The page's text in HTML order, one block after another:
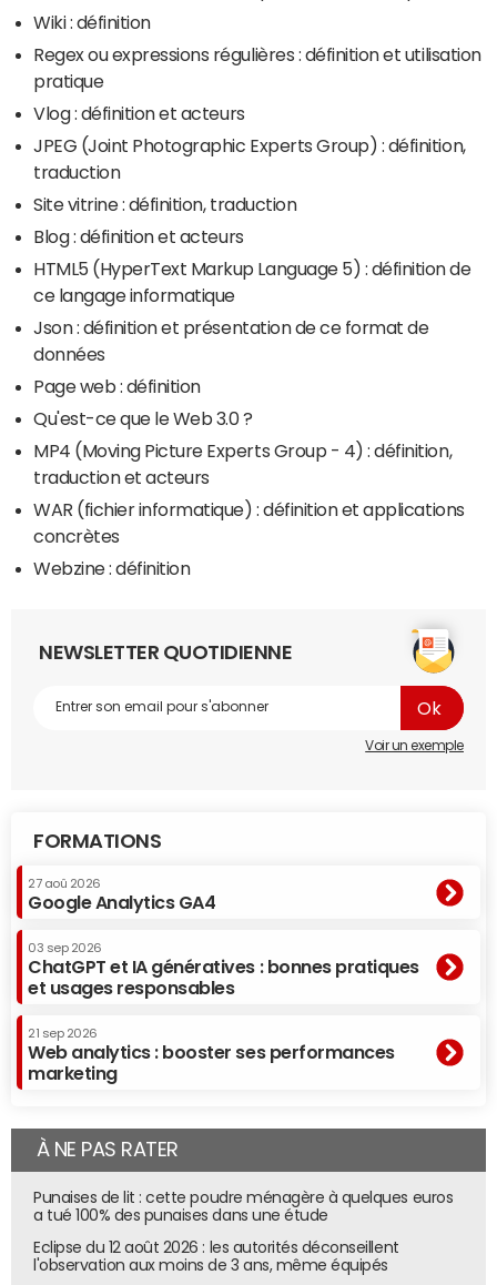
Wiki : définition
Regex ou expressions régulières : définition et utilisation
pratique
Vlog : définition et acteurs
JPEG (Joint Photographic Experts Group) : définition,
traduction
Site vitrine : définition, traduction
Blog : définition et acteurs
HTML5 (HyperText Markup Language 5) : définition de
ce langage informatique
Json : définition et présentation de ce format de
données
Page web : définition
Qu'est-ce que le Web 3.0 ?
MP4 (Moving Picture Experts Group - 4) : définition,
traduction et acteurs
WAR (fichier informatique) : définition et applications
concrètes
Webzine : définition
NEWSLETTER QUOTIDIENNE
Voir un exemple
FORMATIONS
27 aoû 2026
Google Analytics GA4
03 sep 2026
ChatGPT et IA génératives : bonnes pratiques
et usages responsables
21 sep 2026
Web analytics : booster ses performances
marketing
À NE PAS RATER
Punaises de lit : cette poudre ménagère à quelques euros
a tué 100% des punaises dans une étude
Eclipse du 12 août 2026 : les autorités déconseillent
l'observation aux moins de 3 ans, même équipés